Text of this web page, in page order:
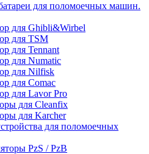
для поломоечных машин.
для Ghibli&Wirbel
для TSM
для Tennant
для Numatic
для Nilfisk
для Comac
для Lavor Pro
для Cleanfix
для Karcher
для поломоечных
PzS / PzB